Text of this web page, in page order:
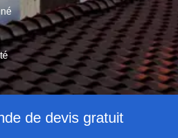
de devis gratuit